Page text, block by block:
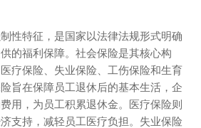
性特征，是国家以法律法规形式明确
的福利保障。社会保险是其核心构
疗保险、失业保险、工伤保险和生育
旨在保障员工退休后的基本生活，企
用，为员工积累退休金。医疗保险则
支持，减轻员工医疗负担。失业保险